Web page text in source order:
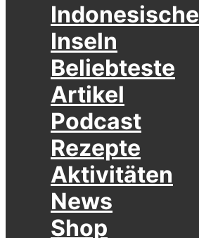
Indonesische
Inseln
Beliebteste
Artikel
Podcast
Rezepte
Aktivitäten
News
Shop